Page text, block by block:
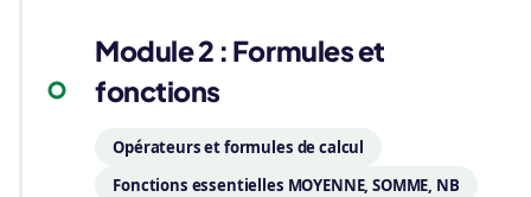
Module 2 : Formules et
fonctions
Opérateurs et formules de calcul
Fonctions essentielles MOYENNE, SOMME, NB